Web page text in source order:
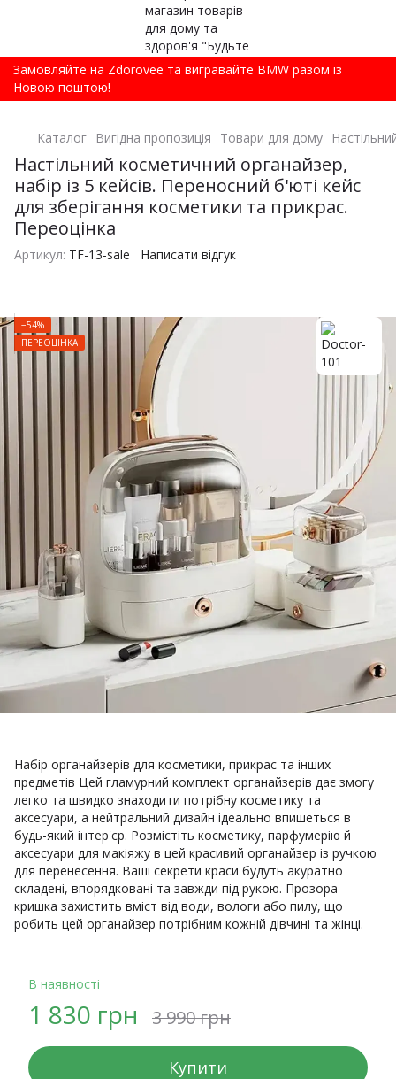
Замовляйте на Zdorovee та вигравайте BMW разом із
Новою поштою!
Каталог Вигідна пропозиція Товари для дому
Настільний косметичний органайзер,
набір із 5 кейсів. Переносний б'юті кейс
для зберігання косметики та прикрас.
Переоцінка
Артикул: TF-13-sale Написати відгук
−54%
ПЕРЕОЦІНКА
Набір органайзерів для косметики, прикрас та інших
предметів Цей гламурний комплект органайзерів дає змогу
легко та швидко знаходити потрібну косметику та
аксесуари, а нейтральний дизайн ідеально впишеться в
будь-який інтер'єр. Розмістіть косметику, парфумерію й
аксесуари для макіяжу в цей красивий органайзер із ручкою
для перенесення. Ваші секрети краси будуть акуратно
складені, впорядковані та завжди під рукою. Прозора
кришка захистить вміст від води, вологи або пилу, що
робить цей органайзер потрібним кожній дівчині та жінці.
В наявності
1 830 грн 3 990 грн
Купити